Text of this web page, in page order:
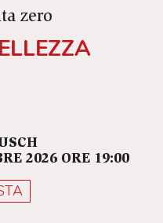
si fa specchio
zero
2026 ORE 19:00